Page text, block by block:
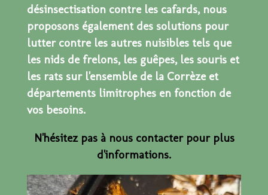
désinsectisation contre les cafards, nous
proposons également des solutions pour
lutter contre les autres nuisibles tels que
les nids de frelons, les guêpes, les souris et
les rats sur l'ensemble de la Corrèze et
départements limitrophes en fonction de
vos besoins.
N'hésitez pas à nous contacter pour plus
d'informations.